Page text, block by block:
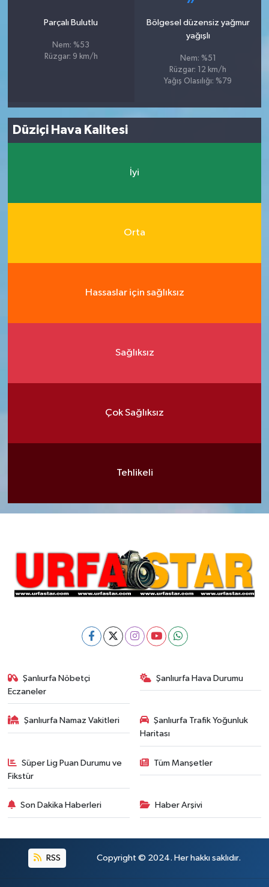
Parçalı Bulutlu
Nem: %53
Rüzgar: 9 km/h
Bölgesel düzensiz yağmur
yağışlı
Nem: %51
Rüzgar: 12 km/h
Yağış Olasılığı: %79
Düziçi Hava Kalitesi
İyi
Orta
Hassaslar için sağlıksız
Sağlıksız
Çok Sağlıksız
Tehlikeli
Şanlıurfa Nöbetçi
Eczaneler
Şanlıurfa Hava Durumu
Şanlıurfa Namaz Vakitleri
Şanlıurfa Trafik Yoğunluk
Haritası
Süper Lig Puan Durumu ve
Fikstür
Tüm Manşetler
Son Dakika Haberleri Haber Arşivi
RSS Copyright © 2024. Her hakkı saklıdır.